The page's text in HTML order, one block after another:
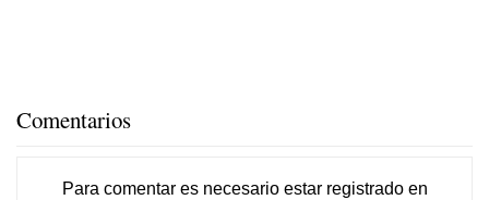
Comentarios
Para comentar es necesario estar registradoen